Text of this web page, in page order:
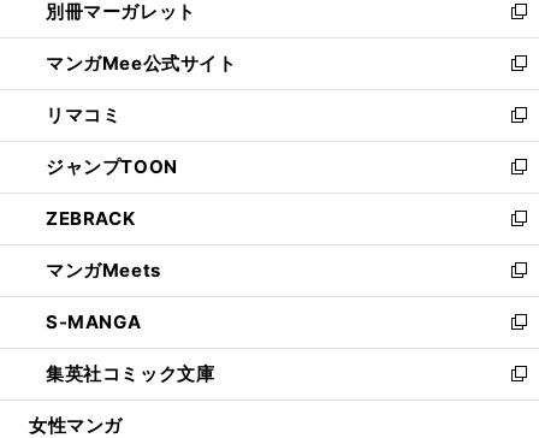
く
で
開
く
ィ
ン
ド
ウ
で
開
く
い
ウ
ィ
ン
ド
ウ
で
開
く
別冊マーガレット
新
し
い
ウ
ィ
ン
ド
ウ
で
開
く
マンガMee公式サイト
新
し
い
ウ
ィ
ン
ド
ウ
で
開
く
リマコミ
新
し
い
ウ
ィ
ン
ド
ウ
で
開
く
ジャンプTOON
新
し
い
ウ
ィ
ン
ド
ウ
で
開
ZEBRACK
新
し
い
ウ
ィ
ン
ド
ウ
マンガMeets
新
し
い
ウ
ィ
ン
S-MANGA
新
し
い
ウ
集英社コミック文庫
新
し
女性マンガ